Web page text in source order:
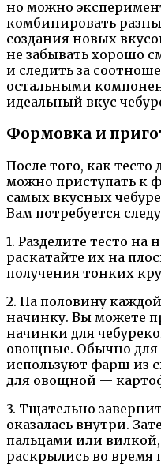
но можно
комбинировать
создания новых
не забывать хорошо
и следить за
остальными
идеальный вкус
Формовка и
После того, как тесто
можно приступать к
самых вкусных
Вам потребуется
1. Разделите тесто на
раскатайте их на
получения тонких
2. На половину
начинку. Вы можете
начинки для
овощные. Обычно
используют фарш из
для овощной —
3. Тщательно
оказалась внутри.
пальцами или
раскрылись во время